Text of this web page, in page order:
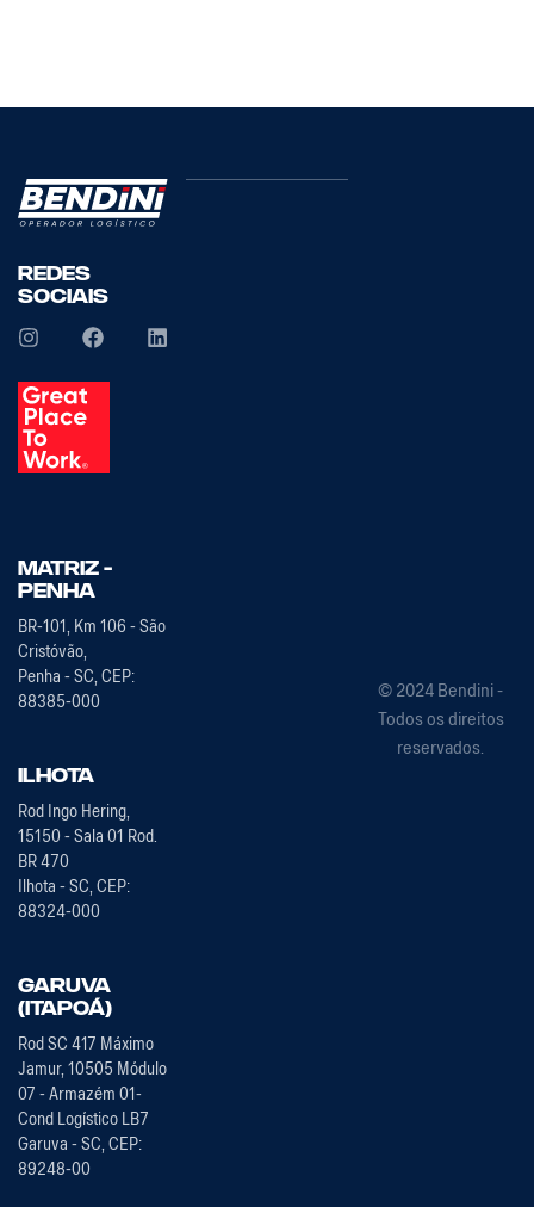
Redes
Sociais
Matriz -
PENHA
BR-101, Km 106 - São
Cristóvão,
Penha - SC, CEP:
88385-000
Ilhota
Rod Ingo Hering,
15150 - Sala 01 Rod.
BR 470
Ilhota - SC, CEP:
88324-000
Garuva
(Itapoá)
Rod SC 417 Máximo
Jamur, 10505 Módulo
07 - Armazém 01-
Cond Logístico LB7
Garuva - SC, CEP:
89248-00
© 2024 Bendini -
Todos os direitos
reservados.